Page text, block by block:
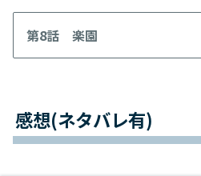
第8話 楽園
感想(ネタバレ有)